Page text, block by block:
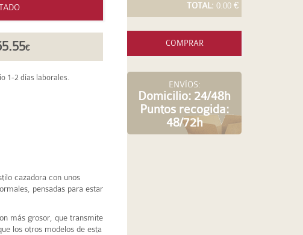
€
1-2 días laborales.
cazadora con unos
pensadas para estar
más grosor, que transmite
los otros modelos de esta
TOTAL: 0.00 €
COMPRAR
ENVÍOS:
Domicilio: 24/48h
Puntos recogida:
48/72h